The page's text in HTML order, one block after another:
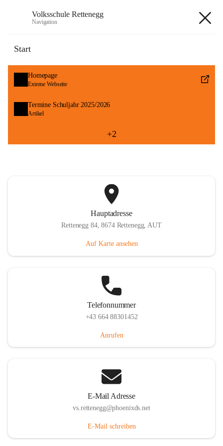
Volksschule Rettenegg
Navigation
Start
Homepage
Externe Webseite
öffnet
in
Tab
Termine Schuljahr 2025/2026
Artikel
öffnet
in
+2
Hauptadresse
Rettenegg 84, 8674 Rettenegg, AUT
Auf Karte ansehen
Telefonnummer
+43 664 88301452
Anrufen
E-Mail Adresse
vs.rettenegg@phoenixds.net
E-Mail schreiben